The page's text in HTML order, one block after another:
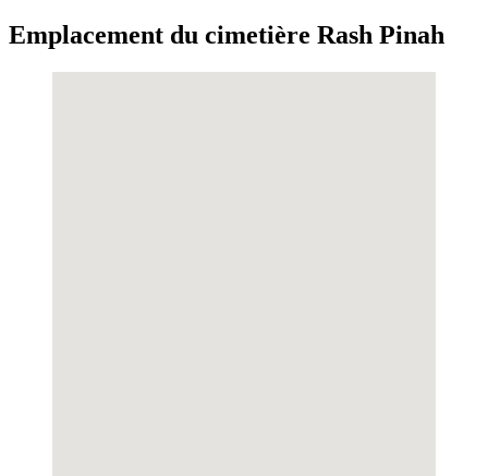
Emplacement du cimetière Rash Pinah